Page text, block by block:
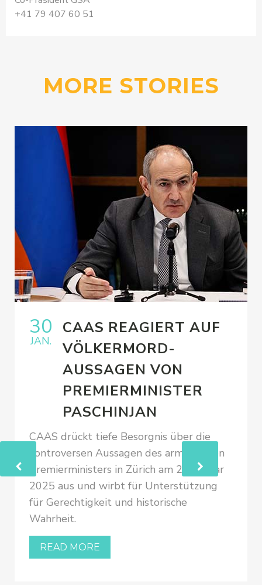
+41 79 407 60 51
MORE STORIES
30
JAN.
CAAS REAGIERT AUF
VÖLKERMORD-
AUSSAGEN VON
PREMIERMINISTER
PASCHINJAN
CAAS drückt tiefe Besorgnis über die
kontroversen Aussagen des armenischen
Premierministers in Zürich am 24. Januar
2025 aus und wirbt für Unterstützung
für Gerechtigkeit und historische
Wahrheit.
READ MORE